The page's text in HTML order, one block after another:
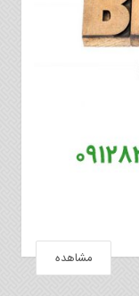
مشاهده